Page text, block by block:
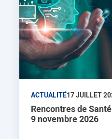
ACTUALITÉ17 JUILLET
Rencontres de
9 novembre 2026